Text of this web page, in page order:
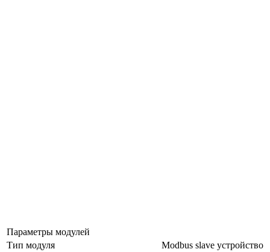
Параметры модулей
Тип модуля
Modbus slave устройство